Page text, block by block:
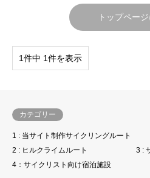
トップペー
1件中 1件を表示
カテゴリー
1 : 当サイト制作サイクリングルート
2 : ヒルクライムルート
3 :
4：サイクリスト向け宿泊施設